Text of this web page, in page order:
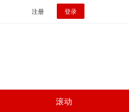
注册 登录
滚动